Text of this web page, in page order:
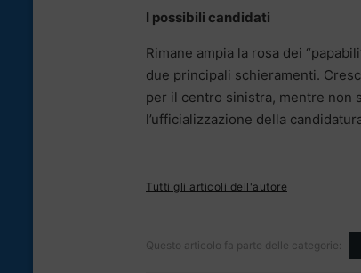
I possibili candidati
Rimane ampia la rosa dei
due principali schieramenti.
per il centro sinistra, mentre non
l’ufficializzazione della
Tutti gli articoli dell'autore
Questo articolo fa parte delle categorie: